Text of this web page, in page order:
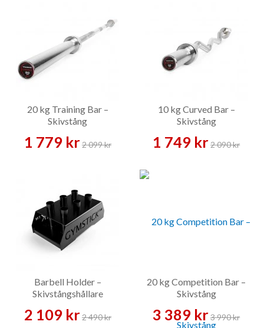
20 kg Training Bar –
Skivstång
1 779 kr2 099 kr
10 kg Curved Bar –
Skivstång
1 749 kr2 090 kr
Barbell Holder –
Skivstångshållare
2 109 kr2 490 kr
20 kg Competition Bar –
Skivstång
3 389 kr3 990 kr